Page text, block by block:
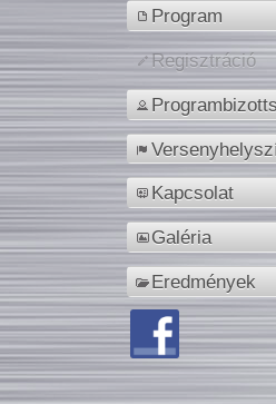
Program
Regisztráció
Kapcsolat
Galéria
Eredmények